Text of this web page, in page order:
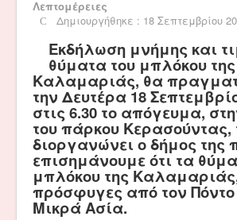
Λεπτομέρειες
Δημιουργήθηκε : 18 Σεπτεμβρίου
Εκδήλωση μνήμης και
θύματα του μπλόκου της
Καλαμαριάς, θα
την Δευτέρα 18
στις 6.30 το απόγευμα,
του πάρκου Κερασούντας,
διοργανώνει ο δήμος της
επισημάνουμε ότι τα
μπλόκου της
πρόσφυγες από τον Πόντο
Μικρά Ασία.